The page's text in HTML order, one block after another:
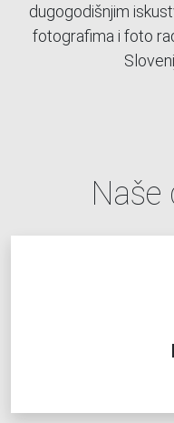
dugogodišnjim
fotografima i foto